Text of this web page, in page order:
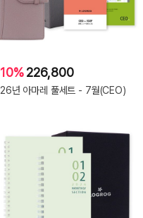
10%226,800
26년 아마레 풀세트 - 7월(CEO)